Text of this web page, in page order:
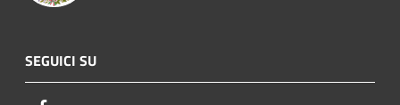
SEGUICI SU